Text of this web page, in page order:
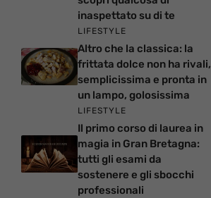
inaspettato su di te
LIFESTYLE
Altro che la classica: la
frittata dolce non ha rivali,
semplicissima e pronta in
un lampo, golosissima
LIFESTYLE
Il primo corso di laurea in
magia in Gran Bretagna:
tutti gli esami da
sostenere e gli sbocchi
professionali